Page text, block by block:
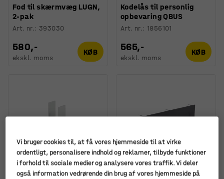
Fod til skærmvæg LUGN,
2-pak
Art. nr.: 393030
580,-
ekskl. moms
KØB
Kodelås til personlig
opbevaring QBUS
Art. nr.:1856101
565,-
ekskl. moms
KØB
Vi bruger cookies til, at få vores hjemmeside til at virke
ordentligt, personalisere indhold og reklamer, tilbyde funktioner
i forhold til sociale medier og analysere vores traffik. Vi deler
også information vedrørende din brug af vores hjemmeside på